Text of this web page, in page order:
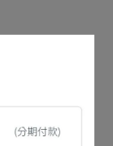
林冠宇 / L